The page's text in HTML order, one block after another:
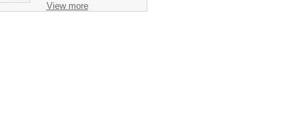
View more